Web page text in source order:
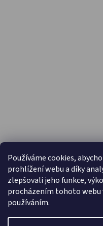
Používáme cookies,
prohlížení webu a díky
zlepšovali jeho funkce,
procházením tohoto webu
používáním.
PŘIJÍMÁME